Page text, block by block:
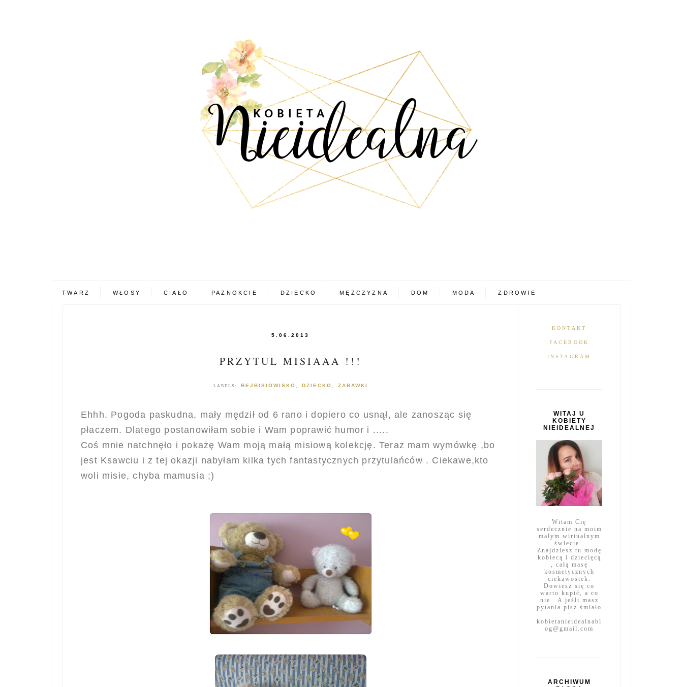
TWARZ WŁOSY CIAŁO PAZNOKCIE DZIECKO MĘŻCZYZNA DOM MODA ZDROWIE
5.06.2013
PRZYTUL MISIAAA !!!
LABELS: BEJBISIOWISKO , DZIECKO , ZABAWKI
Ehhh. Pogoda paskudna, mały mędził od 6 rano i dopiero co usnął, ale zanosząc się
płaczem. Dlatego postanowiłam sobie i Wam poprawić humor i .....
Coś mnie natchnęło i pokażę Wam moją małą misiową kolekcję. Teraz mam wymówkę ,bo
jest Ksawciu i z tej okazji nabyłam kilka tych fantastycznych przytulańców . Ciekawe,kto
woli misie, chyba mamusia ;)
KONTAKT
FACEBOOK
INSTAGRAM
WITAJ U
KOBIETY
NIEIDEALNEJ
Witam Cię
serdecznie na moim
malym wirtualnym
świecie .
Znajdziesz tu modę
kobiecą i dziecięcą
, całą masę
kosmetycznych
ciekawostek.
Dowiesz się co
warto kupić, a co
nie . A jeśli masz
pytania pisz śmiało
:
kobietanieidealnabl
og@gmail.com
ARCHIWUM